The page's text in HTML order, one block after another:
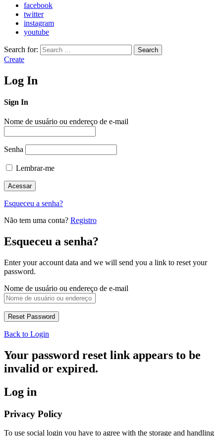
facebook
twitter
instagram
youtube
Search for: Search
Create
Log In
Sign In
Nome de usuário ou endereço de e-mail
Senha
Lembrar-me
Esqueceu a senha?
Não tem uma conta? Registro
Esqueceu a senha?
Enter your account data and we will send you a link to reset your
password.
Nome de usuário ou endereço de e-mail
Back to Login
Your password reset link appears to be
invalid or expired.
Log in
Privacy Policy
To use social login you have to agree with the storage and handling